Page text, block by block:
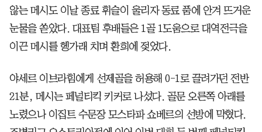
않는 메시도 이날 종료 휘슬이 울리자 동료 품에 안겨 뜨거운
눈물을 쏟았다. 대표팀 후배들은 1골 1도움으로 대역전극을
이끈 메시를 헹가래 치며 환희에 젖었다.
야세르 이브라힘에게 선제골을 허용해 0-1로 끌려가던 전반
21분, 메시는 페널티킥 키커로 나섰다. 골문 오른쪽 아래를
노렸으나 이집트 수문장 모스타파 쇼베르의 선방에 막혔다.